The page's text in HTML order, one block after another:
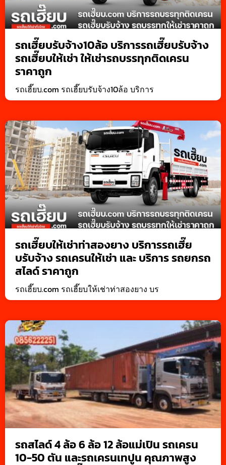
รถเฮี๊ยบรับจ้าง10ล้อ บริการรถเฮี๊ยบรับจ้าง
รถเฮี๊ยบให้เช่า ให้เช่ารถบรรทุกติดเครน
ราคาถูก
รถเฮี๊ยบ.com รถเฮี๊ยบรับจ้าง10ล้อ บริการ
รถเฮี๊ยบให้เช่าท่าสองยาง บริการรถเฮี๊ย
บรับจ้าง รถเครนให้เช่า และ บริการ รถยกรถ
สไลด์ ราคาถูก
รถเฮี๊ยบ.com รถเฮี๊ยบให้เช่าท่าสองยาง บร
รถสไลด์ 4 ล้อ 6 ล้อ 12 ล้อแม่เปิน รถเครน
10-50 ตัน และรถเครนเทปูน คุณภาพสูง